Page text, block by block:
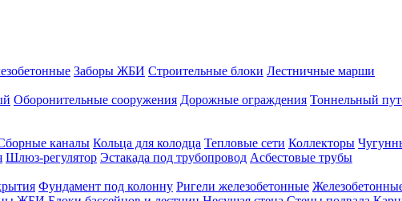
Заборы ЖБИ Строительные блоки Лестничные марши
Оборонительные сооружения Дорожные ограждения Тоннельный
каналы Кольца для колодца Тепловые сети Коллекторы
Шлюз-регулятор Эстакада под трубопровод Асбестовые трубы
Фундамент под колонну Ригели железобетонные